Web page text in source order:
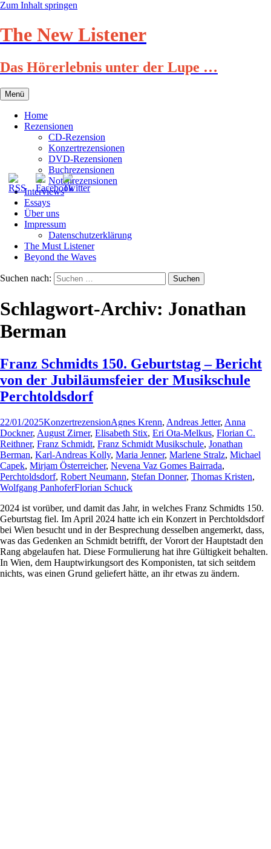
Zum Inhalt springen
The New Listener
Das Hörerlebnis unter der Lupe …
Menü
Home
Rezensionen
CD-Rezension
Konzertrezensionen
DVD-Rezensionen
Buchrezensionen
Notenrezensionen
Interviews
Essays
Über uns
Impressum
Datenschutzerklärung
The Must Listener
Beyond the Waves
Suchen nach:
Schlagwort-Archiv: Jonathan
Berman
Franz Schmidts 150. Geburtstag – Bericht
von der Jubiläumsfeier der Musikschule
Perchtoldsdorf
22/01/2025KonzertrezensionAgnes Krenn, Andreas Jetter, Anna
Dockner, August Zirner, Elisabeth Stix, Eri Ota-Melkus, Florian C.
Reithner, Franz Schmidt, Franz Schmidt Musikschule, Jonathan
Berman, Karl-Andreas Kolly, Maria Jenner, Marlene Stralz, Michael
Capek, Mirjam Österreicher, Nevena Vaz Gomes Bairrada,
Perchtoldsdorf, Robert Neumann, Stefan Donner, Thomas Kristen,
Wolfgang PanhoferFlorian Schuck
2024 ist vorüber, und damit das Jahr, in welches Franz Schmidts 150.
Geburtstag fiel. Im April 2024 hatte ich ein Konzert in Perchtoldsdorf
bei Wien besucht und in der Besprechung desselben angemerkt, dass,
was das Gedenken an Schmidt betrifft, der Vorort der Hauptstadt den
Rang abgelaufen hat. Diese Formulierung hat ihre Gültigkeit behalten.
In Wien, dem Hauptwirkungsort des Komponisten, tat sich seitdem
nichts, was einen Grund geliefert hätte, an ihr etwas zu ändern.